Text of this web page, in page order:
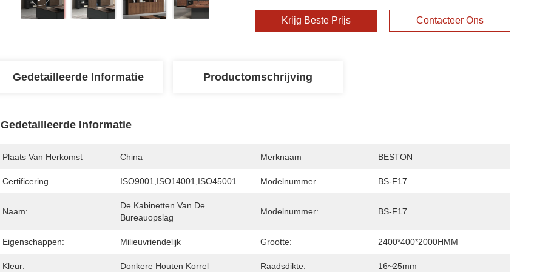
Krijg Beste Prijs Contacteer Ons
Gedetailleerde Informatie Productomschrijving
Gedetailleerde Informatie
Plaats Van Herkomst China Merknaam BESTON
Certificering ISO9001,ISO14001,ISO45001 Modelnummer BS-F17
Naam:
De Kabinetten Van De
Bureauopslag
Modelnummer: BS-F17
Eigenschappen: Milieuvriendelijk Grootte: 2400*400*2000HMM
Kleur: Donkere Houten Korrel Raadsdikte: 16~25mm